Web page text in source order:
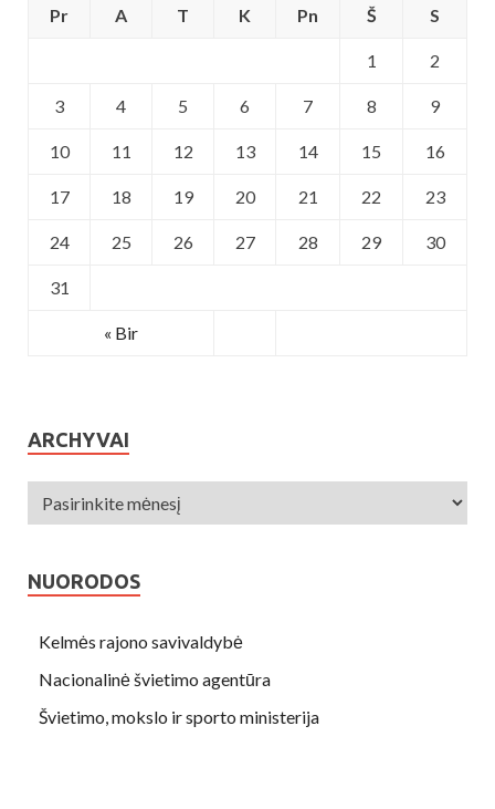
Pr
A T K Pn Š S
« Bir
1 2
3 4 5 6 7 8 9
10 11 12 13 14 15 16
17 18 19 20 21 22 23
24 25 26 27 28 29 30
31
ARCHYVAI
NUORODOS
Kelmės rajono savivaldybė
Nacionalinė švietimo agentūra
Švietimo, mokslo ir sporto ministerija